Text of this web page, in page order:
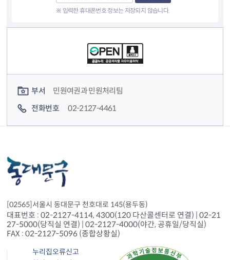
※ 입력한 휴대폰번호 정보는 저장되지 않습니다.
부서
민원여권과 민원처리팀
전화번호
02-2127-4461
[02565]서울시 동대문구 천호대로 145(용두동)
대표번호 : 02-2127-4114, 4300(120 다산콜센터로 연결) | 02-21
27-5000(당직실 연결) | 02-2127-4000(야간, 공휴일/당직실)
FAX : 02-2127-5096 (종합상황실)
누리집오류신고